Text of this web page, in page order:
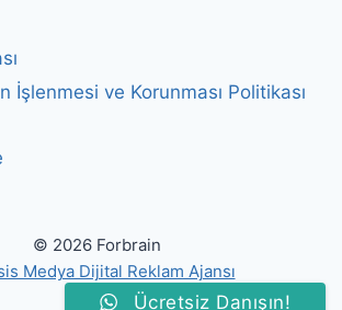
İşlenmesi ve Korunması Politikası
© 2026 Forbrain
Medya Dijital Reklam Ajansı
Ücretsiz Danışın!